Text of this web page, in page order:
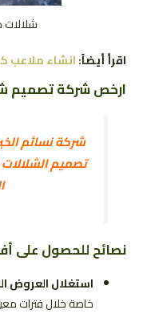
شلالات
اقرأ أيضاً:انشاء ملاعب
ارخص شركة تصميم
شركة نسائم
تصميم
نصائح للحصول على
استغلال العروض
خاصة خلال فترات